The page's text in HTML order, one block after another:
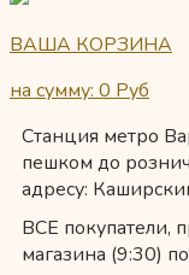
ВАША КОРЗИНА
на сумму: 0 Руб
Станция метро
пешком до
адресу:
ВСЕ покупатели,
магазина (9:30)